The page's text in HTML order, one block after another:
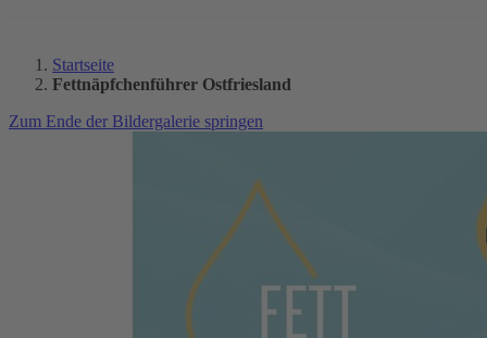
Startseite
Fettnäpfchenführer Ostfriesland
Zum Ende der Bildergalerie springen